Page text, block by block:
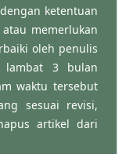
ketentuan
memerlukan
oleh penulis
3 bulan
waktu tersebut
sesuai revisi,
artikel dari